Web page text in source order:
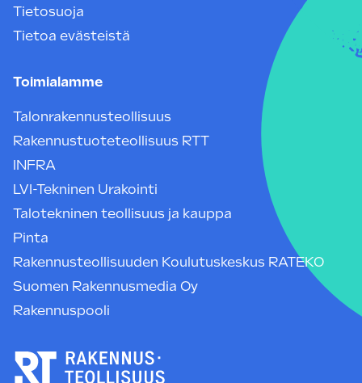
Tietosuoja
Tietoa evästeistä
Toimialamme
Talonrakennusteollisuus
Rakennustuoteteollisuus RTT
INFRA
LVI-Tekninen Urakointi
Talotekninen teollisuus ja kauppa
Pinta
Rakennusteollisuuden Koulutuskeskus RATEKO
Suomen Rakennusmedia Oy
Rakennuspooli